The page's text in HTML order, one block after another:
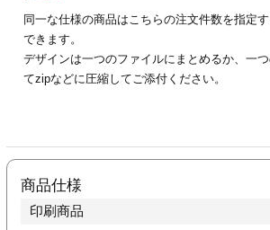
刷
印刷
フォルダー
印刷
名刺印刷
印刷
・・休業日
同一な仕様の商品はこちらの注文件数を指定
できます。
デザインは一つのファイルにまとめるか、一
てzipなどに圧縮してご添付ください。
商品仕様
印刷商品